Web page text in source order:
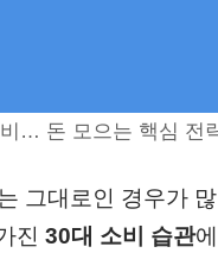
… 돈 모으는 핵심 전
그대로인 경우가
진30대 소비 습관